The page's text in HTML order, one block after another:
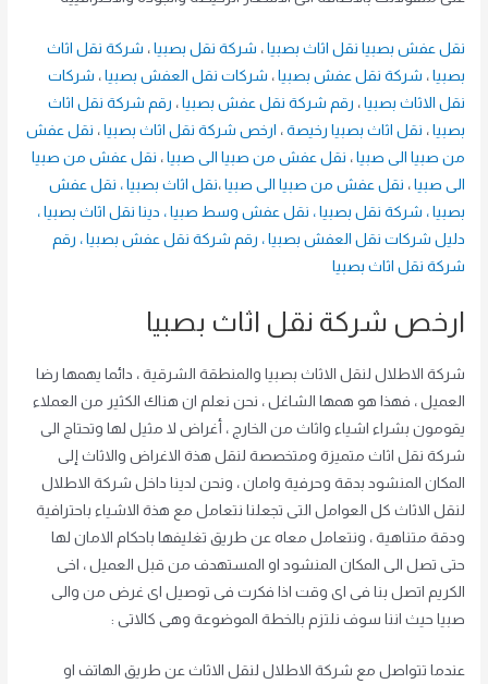
نقل عفش بصبيا نقل اثاث بصبيا ، شركة نقل بصبيا ، شركة نقل اثاث
بصبيا ، شركة نقل عفش بصبيا ، شركات نقل العفش بصبيا ، شركات
نقل الاثاث بصبيا ، رقم شركة نقل عفش بصبيا ، رقم شركة نقل اثاث
بصبيا ، نقل اثاث بصبيا رخيصة ، ارخص شركة نقل اثاث بصبيا ، نقل عفش
من صبيا الى صبيا ، نقل عفش من صبيا الى صبيا ، نقل عفش من صبيا
الى صبيا ، نقل عفش من صبيا الى صبيا ،نقل اثاث بصبيا ، نقل عفش
بصبيا ، شركة نقل بصبيا، نقل عفش وسط صبيا، دينا نقل اثاث بصبيا،
دليل شركات نقل العفش بصبيا ، رقم شركة نقل عفش بصبيا ، رقم
شركة نقل اثاث بصبيا
ارخص شركة نقل اثاث بصبيا
شركة الاطلال لنقل الاثاث بصبيا والمنطقة الشرقية ، دائما يهمها رضا
العميل ، فهذا هو همها الشاغل ، نحن نعلم ان هناك الكثير من العملاء
يقومون بشراء اشياء واثاث من الخارج ، أغراض لا مثيل لها وتحتاج الى
شركة نقل اثاث متميزة ومتخصصة لنقل هذة الاغراض والاثاث إلى
المكان المنشود بدقة وحرفية وامان ، ونحن لدينا داخل شركة الاطلال
لنقل الاثاث كل العوامل التى تجعلنا نتعامل مع هذة الاشياء باحترافية
ودقة متناهية ، ونتعامل معاه عن طريق تغليفها باحكام الامان لها
حتى تصل الى المكان المنشود او المستهدف من قبل العميل ، اخى
الكريم اتصل بنا فى اى وقت اذا فكرت فى توصيل اى غرض من والى
صبيا حيث اننا سوف نلتزم بالخطة الموضوعة وهى كالاتى :
عندما تتواصل مع شركة الاطلال لنقل الاثاث عن طريق الهاتف او